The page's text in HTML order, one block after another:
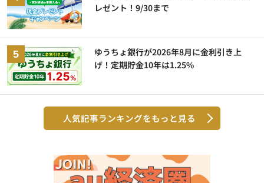
レゼント！9/30まで
ゆうちょ銀行が2026年8月に金利引き上
げ！定期貯金10年は1.25%
人気記事ランキングをもっと見る